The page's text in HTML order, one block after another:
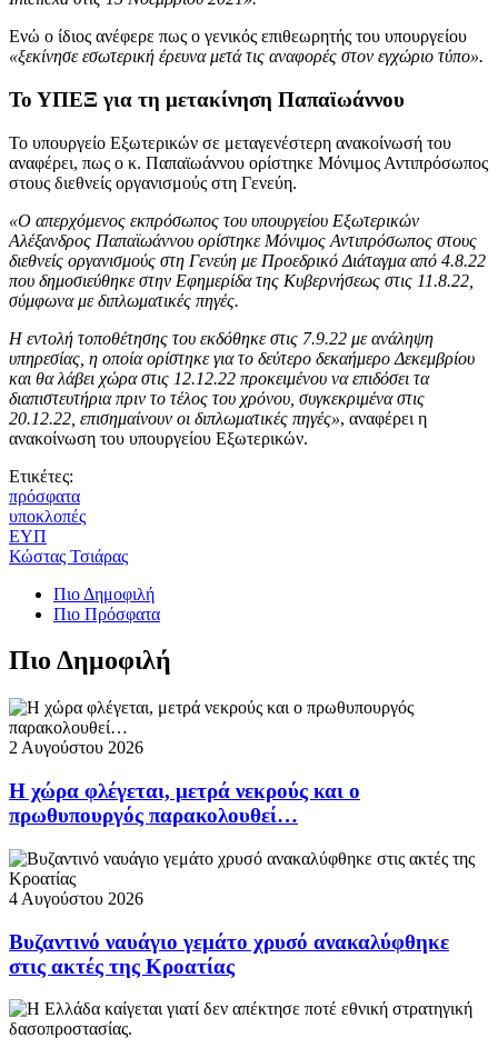
Ενώ ο ίδιος ανέφερε πως ο γενικός επιθεωρητής του υπουργείου
«ξεκίνησε εσωτερική έρευνα μετά τις αναφορές στον εγχώριο τύπο».
Το ΥΠΕΞ για τη μετακίνηση Παπαϊωάννου
Το υπουργείο Εξωτερικών σε μεταγενέστερη ανακοίνωσή του
αναφέρει, πως ο κ. Παπαϊωάννου ορίστηκε Μόνιμος Αντιπρόσωπος
στους διεθνείς οργανισμούς στη Γενεύη.
«Ο απερχόμενος εκπρόσωπος του υπουργείου Εξωτερικών
Αλέξανδρος Παπαϊωάννου ορίστηκε Μόνιμος Αντιπρόσωπος στους
διεθνείς οργανισμούς στη Γενεύη με Προεδρικό Διάταγμα από 4.8.22
που δημοσιεύθηκε στην Εφημερίδα της Κυβερνήσεως στις 11.8.22,
σύμφωνα με διπλωματικές πηγές.
Η εντολή τοποθέτησης του εκδόθηκε στις 7.9.22 με ανάληψη
υπηρεσίας, η οποία ορίστηκε για το δεύτερο δεκαήμερο Δεκεμβρίου
και θα λάβει χώρα στις 12.12.22 προκειμένου να επιδόσει τα
διαπιστευτήρια πριν το τέλος του χρόνου, συγκεκριμένα στις
20.12.22, επισημαίνουν οι διπλωματικές πηγές», αναφέρει η
ανακοίνωση του υπουργείου Εξωτερικών.
Ετικέτες:
πρόσφατα
υποκλοπές
ΕΥΠ
Κώστας Τσιάρας
Πιο Δημοφιλή
Πιο Πρόσφατα
Πιο Δημοφιλή
2 Αυγούστου 2026
Η χώρα φλέγεται, μετρά νεκρούς και ο
πρωθυπουργός παρακολουθεί…
4 Αυγούστου 2026
Βυζαντινό ναυάγιο γεμάτο χρυσό ανακαλύφθηκε
στις ακτές της Κροατίας